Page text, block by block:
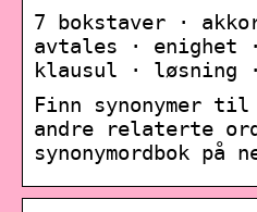
7 bokstaver ·
avtales · enighet
klausul · løsning
Finn synonymer til
andre relaterte
synonymordbok på